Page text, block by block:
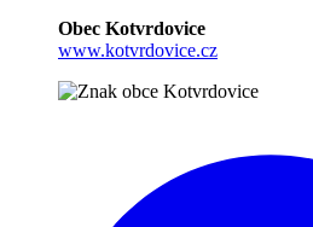
Obec Kotvrdovice
www.kotvrdovice.cz